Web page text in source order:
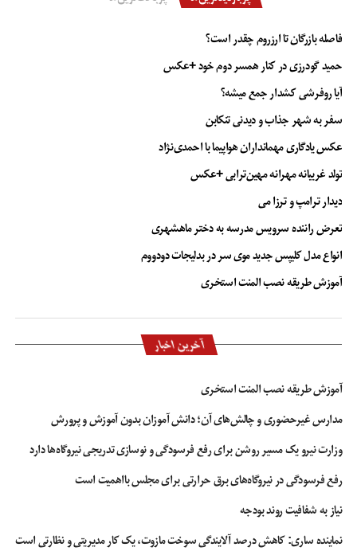
فاصله بازرگان تا ارزروم چقدر است؟
حمید گودرزی در کنار همسر دوم خود +عکس
آیا روفرشی کشدار جمع میشه؟
سفر به شهر جذاب و دیدنی تنکابن
عکس یادگاری مهمانداران هواپیما با احمدی‌نژاد
تولد غریبانه مهرانه مهین‌ترابی +عکس
دیدار ترامپ و ترزا می
تعرض راننده سرویس مدرسه به دختر ماهشهری
انواع مدل کلیپس جدید موی سر در بدلیجات دودووم
آموزش طریقه نصب المنت استخری
آخرین اخبار
آموزش طریقه نصب المنت استخری
مدارس غیرحضوری و چالش‌های آن؛ دانش آموزان بدون آموزش و پرورش
وزارت نیرو یک مسیر روشن برای رفع فرسودگی و نوسازی تدریجی نیروگاه‌ها دارد
رفع فرسودگی در نیروگاه‌های برق حرارتی برای مجلس بااهمیت است
نیاز به شفافیت روند بودجه
نماینده ساری: کاهش درصد آلایندگی سوخت مازوت، یک کار مدیریتی و نظارتی است